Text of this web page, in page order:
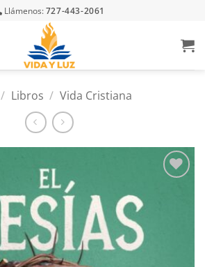
Llámenos:727-443-2061
/ Libros / Vida Cristiana